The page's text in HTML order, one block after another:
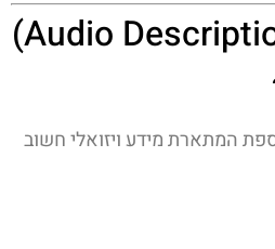
המתארת מידע ויזואלי חשוב